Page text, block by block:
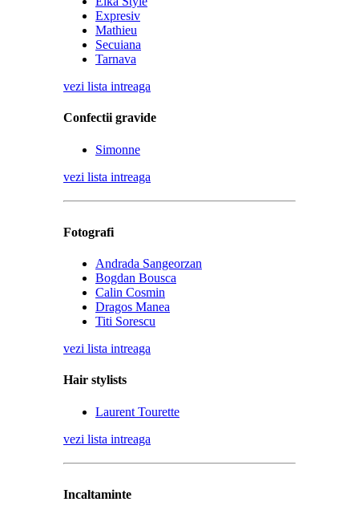
Expresiv
Mathieu
Secuiana
Tarnava
vezi lista intreaga
Confectii gravide
Simonne
vezi lista intreaga
Fotografi
Andrada Sangeorzan
Bogdan Bousca
Calin Cosmin
Dragos Manea
Titi Sorescu
vezi lista intreaga
Hair stylists
Laurent Tourette
vezi lista intreaga
Incaltaminte